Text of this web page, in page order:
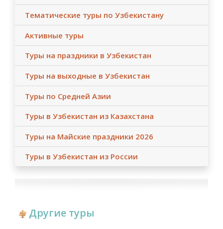
Тематические туры по Узбекистану
Активные туры
Туры на праздники в Узбекистан
Туры на выходные в Узбекистан
Туры по Средней Азии
Туры в Узбекистан из Казахстана
Туры на Майские праздники 2026
Туры в Узбекистан из России
Другие туры